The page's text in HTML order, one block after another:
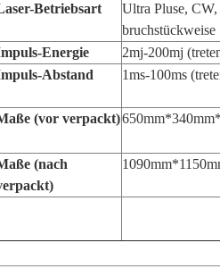
Betriebsart
Ultra Pluse, CW,
bruchstückweise
Energie
2mj-200mj
Abstand 1ms-100ms
(vor verpackt)
(nach